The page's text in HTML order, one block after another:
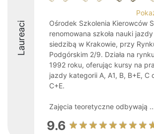
Laureaci
Ośrodek Szkolenia Kierowców
renomowana szkoła nauki
siedzibą w Krakowie, przy
Podgórskim 2/9. Działa na
1992 roku, oferując kursy na
jazdy kategorii A, A1, B, B+E, C
C+E.
Zajęcia teoretyczne odbywają
9.6